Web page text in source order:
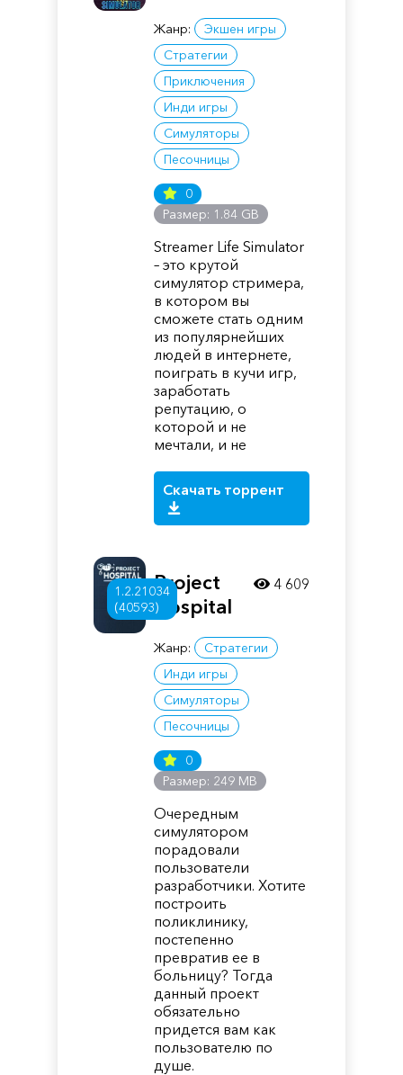
Жанр:
Экшен игры
Стратегии
Приключения
Инди игры
Симуляторы
Песочницы
0
Размер: 1.84 GB
Streamer Life Simulator
– это крутой
симулятор стримера,
в котором вы
сможете стать одним
из популярнейших
людей в интернете,
поиграть в кучи игр,
заработать
репутацию, о
которой и не
мечтали, и не
Скачать торрент
1.2.21034
(40593)
Project
Hospital
Жанр:
Стратегии
Инди игры
Симуляторы
Песочницы
0
Размер: 249 MB
Очередным
симулятором
порадовали
пользователи
разработчики. Хотите
построить
поликлинику,
постепенно
превратив ее в
больницу? Тогда
данный проект
обязательно
придется вам как
пользователю по
душе.
4 609